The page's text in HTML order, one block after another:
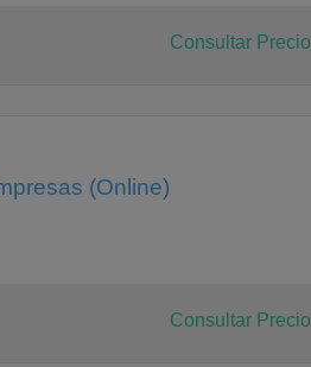
Consultar Precio
(Online)
Consultar Precio